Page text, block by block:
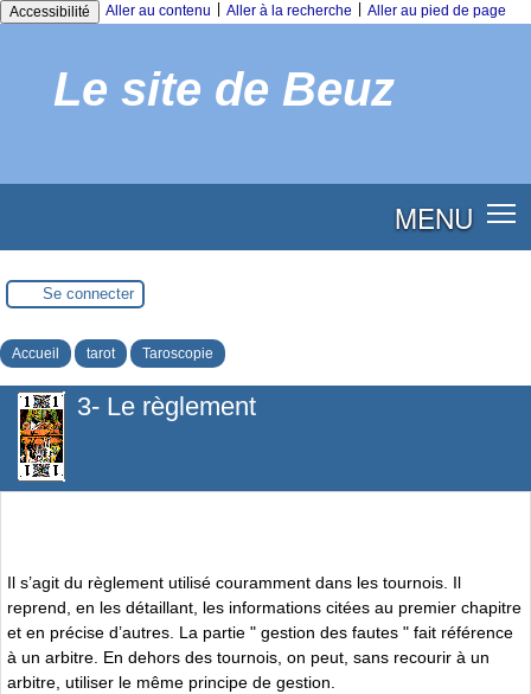
Accessibilité Aller au contenu Aller à la recherche Aller au pied de page
Le site de Beuz
MENU
Se connecter
Accueil tarot Taroscopie
3- Le règlement
Il s’agit du règlement utilisé couramment dans les tournois. Il
reprend, en les détaillant, les informations citées au premier chapitre
et en précise d’autres. La partie " gestion des fautes " fait référence
à un arbitre. En dehors des tournois, on peut, sans recourir à un
arbitre, utiliser le même principe de gestion.